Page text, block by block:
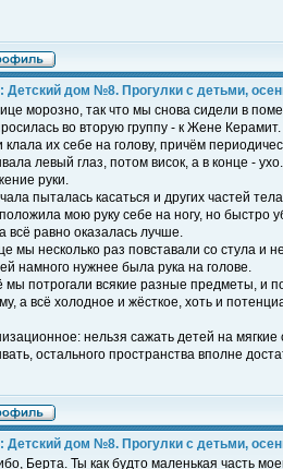
Детский дом №8. Прогулки с детьми,
морозно, так что мы снова сидели в
во вторую группу - к Жене
клала их себе на голову, причём
левый глаз, потом висок, а в конце -
руки.
пыталась касаться и других частей
мою руку себе на ногу, но быстро
всё равно оказалась лучше.
мы несколько раз повставали со стула и
намного нужнее была рука на голове.
мы потрогали всякие разные предметы, и
а всё холодное и жёсткое, хоть и
нельзя сажать детей на
остального пространства вполне
Детский дом №8. Прогулки с детьми,
Берта. Ты как будто маленькая часть